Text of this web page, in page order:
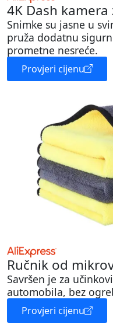
4K Dash kamera
Snimke su jasne u
pruža dodatnu
prometne nesreće.
Provjeri cijenu
Ručnik od
Savršen je za
automobila, bez
Provjeri cijenu